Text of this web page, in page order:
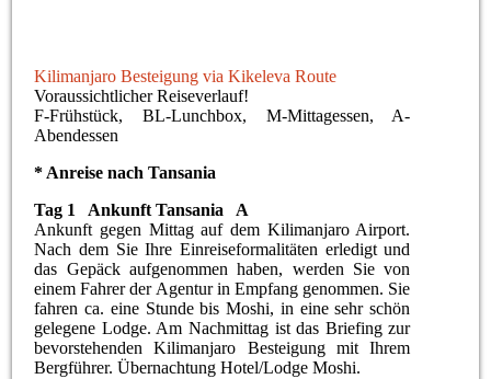
Kilimanjaro Besteigung via Kikeleva Route
Voraussichtlicher Reiseverlauf!
F-Frühstück, BL-Lunchbox, M-Mittagessen, A-
Abendessen
* Anreise nach Tansania
Tag 1 Ankunft Tansania A
Ankunft gegen Mittag auf dem Kilimanjaro Airport.
Nach dem Sie Ihre Einreiseformalitäten erledigt und
das Gepäck aufgenommen haben, werden Sie von
einem Fahrer der Agentur in Empfang genommen. Sie
fahren ca. eine Stunde bis Moshi, in eine sehr schön
gelegene Lodge. Am Nachmittag ist das Briefing zur
bevorstehenden Kilimanjaro Besteigung mit Ihrem
Bergführer. Übernachtung Hotel/Lodge Moshi.